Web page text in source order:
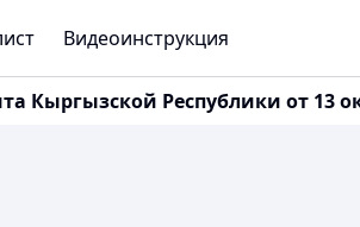
Видеоинструкция
Кыргызской Республики от 13